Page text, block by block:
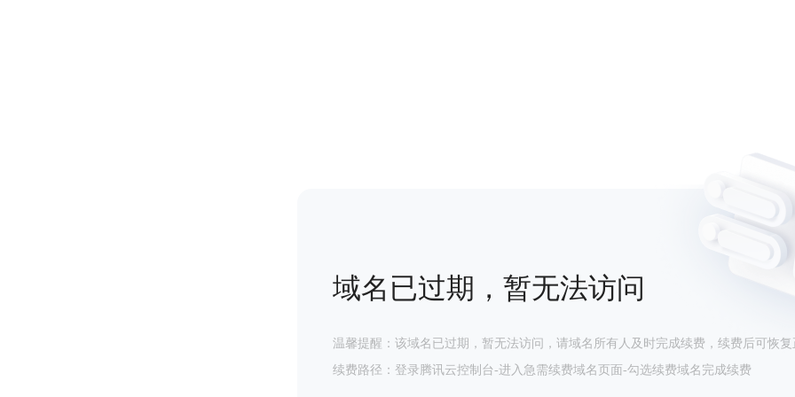
域名已过期，暂无法访问
温馨提醒：该域名已过期，暂无法访问，请域名所有人及时完成续费，续费后可恢复
续费路径：登录腾讯云控制台-进入急需续费域名页面-勾选续费域名完成续费